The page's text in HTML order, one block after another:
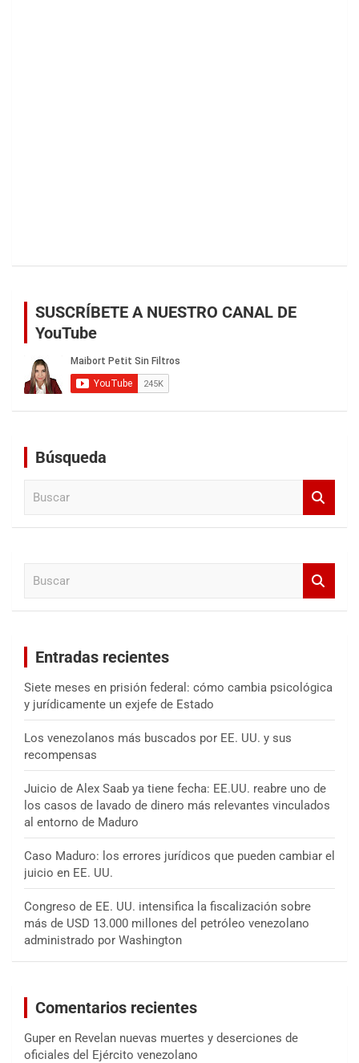
SUSCRÍBETE A NUESTRO CANAL DE
YouTube
Búsqueda
Entradas recientes
Siete meses en prisión federal: cómo cambia psicológica
y jurídicamente un exjefe de Estado
Los venezolanos más buscados por EE. UU. y sus
recompensas
Juicio de Alex Saab ya tiene fecha: EE.UU. reabre uno de
los casos de lavado de dinero más relevantes vinculados
al entorno de Maduro
Caso Maduro: los errores jurídicos que pueden cambiar el
juicio en EE. UU.
Congreso de EE. UU. intensifica la fiscalización sobre
más de USD 13.000 millones del petróleo venezolano
administrado por Washington
Comentarios recientes
Guper en Revelan nuevas muertes y deserciones de
oficiales del Ejército venezolano